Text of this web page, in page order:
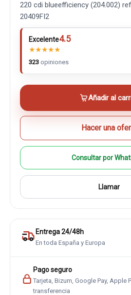
220 cdi blueefficiency (204.002)
20409FI2
Excelente4.5
★★★★★
323 opiniones
Añadir al
Hacer una
Consultar por
Llamar
Entrega 24/48h
En toda España y Europa
Pago seguro
Tarjeta, Bizum, Google Pay, Apple
transferencia